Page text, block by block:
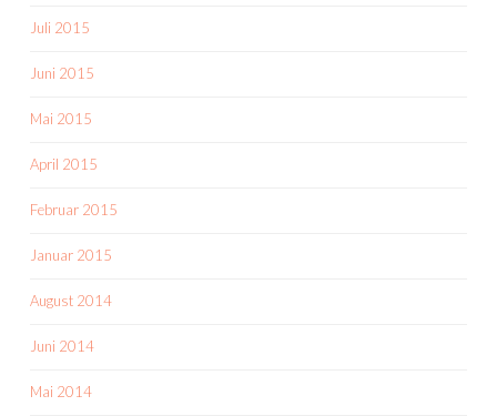
Juli 2015
Juni 2015
Mai 2015
April 2015
Februar 2015
Januar 2015
August 2014
Juni 2014
Mai 2014